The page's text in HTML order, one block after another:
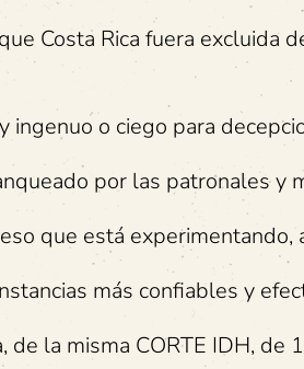
Costa Rica fuera excluida
ingenuo o ciego para
por las patronales y
que está
más confiables y
de la misma CORTE IDH,